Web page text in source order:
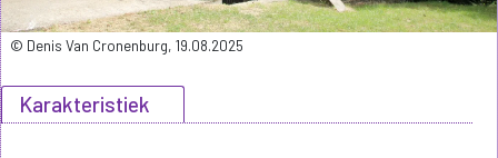
Karakteristiek
© Denis Van Cronenburg, 19.08.2025